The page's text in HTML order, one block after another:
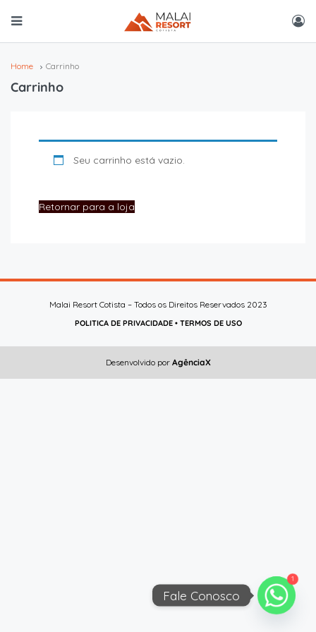
Home Carrinho
Carrinho
Seu carrinho está vazio.
Retornar para a loja
Malai Resort Cotista – Todos os Direitos Reservados 2023
POLITICA DE PRIVACIDADE• TERMOS DE USO
Desenvolvido porAgênciaX
1
Fale Conosco